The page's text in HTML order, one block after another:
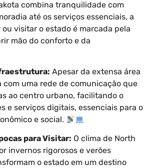
combina tranquilidade com
até os serviços essenciais, a
visitar o estado é marcada pela
mão do conforto e da
Apesar da extensa área
com uma rede de comunicação que
ao centro urbano, facilitando o
e serviços digitais, essenciais para o
e social.
para Visitar: O clima de North
invernos rigorosos e verões
o estado em um destino